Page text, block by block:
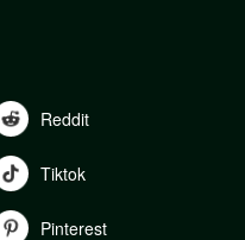
Reddit
Tiktok
Pinterest